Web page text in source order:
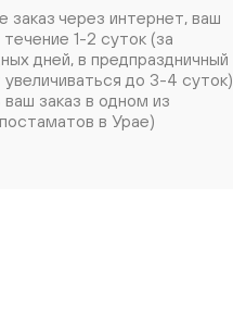
через интернет, ваш
1-2 суток (за
дней, в предпраздничный
до 3-4 суток)
заказ в одном из
в Урае)